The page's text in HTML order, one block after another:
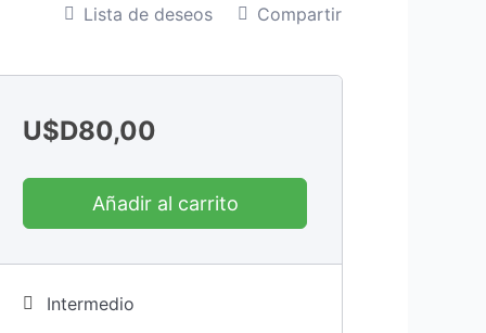
Lista de deseos Compartir
U$D80,00
Añadir al carrito
Intermedio